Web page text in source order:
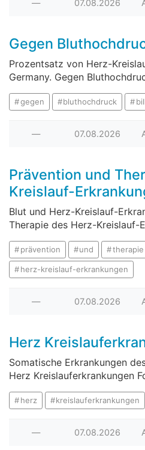
— 07.08.2026
Gegen
Prozentsatz von Herz-
Germany. Gegen
gegen bluthochdruck
— 07.08.2026
Prävention und
Kreislauf-
Blut und Herz-Kreislauf-
Therapie des Herz-Kreislauf-
prävention und therapie
herz-kreislauf-erkrankungen
— 07.08.2026
Herz
Somatische Erkrankungen
Herz Kreislauferkrankungen
herz kreislauferkrankungen
— 07.08.2026